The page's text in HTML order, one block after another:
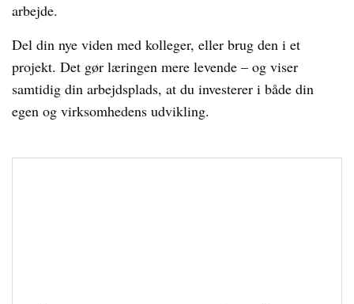
arbejde.
Del din nye viden med kolleger, eller brug den i et
projekt. Det gør læringen mere levende – og viser
samtidig din arbejdsplads, at du investerer i både din
egen og virksomhedens udvikling.